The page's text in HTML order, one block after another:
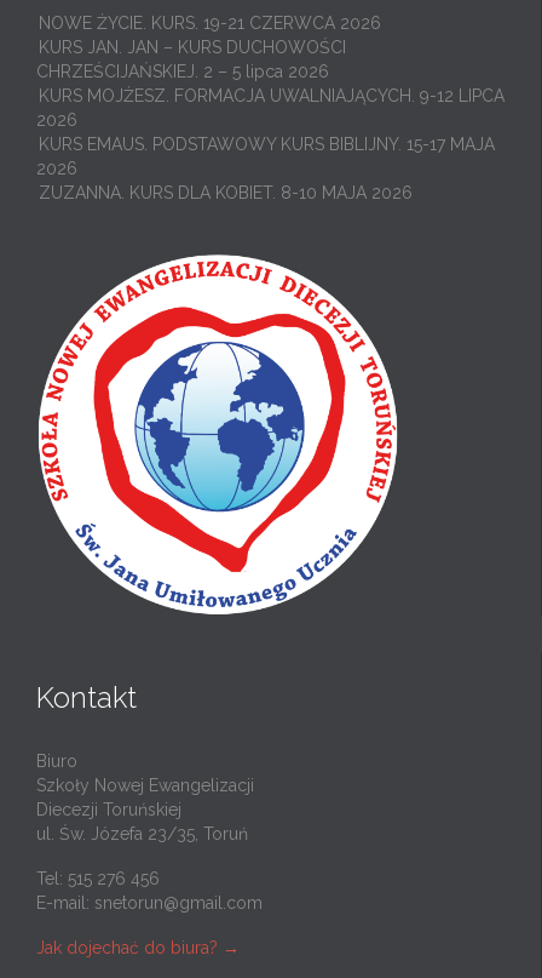
NOWE ŻYCIE. KURS. 19-21 CZERWCA 2026
KURS JAN. JAN – KURS DUCHOWOŚCI
CHRZEŚCIJAŃSKIEJ. 2 – 5 lipca 2026
KURS MOJŻESZ. FORMACJA UWALNIAJĄCYCH. 9-12 LIPCA
2026
KURS EMAUS. PODSTAWOWY KURS BIBLIJNY. 15-17 MAJA
2026
ZUZANNA. KURS DLA KOBIET. 8-10 MAJA 2026
Kontakt
Biuro
Szkoły Nowej Ewangelizacji
Diecezji Toruńskiej
ul. Św. Józefa 23/35, Toruń
Tel: 515 276 456
E-mail: snetorun@gmail.com
Jak dojechać do biura? →